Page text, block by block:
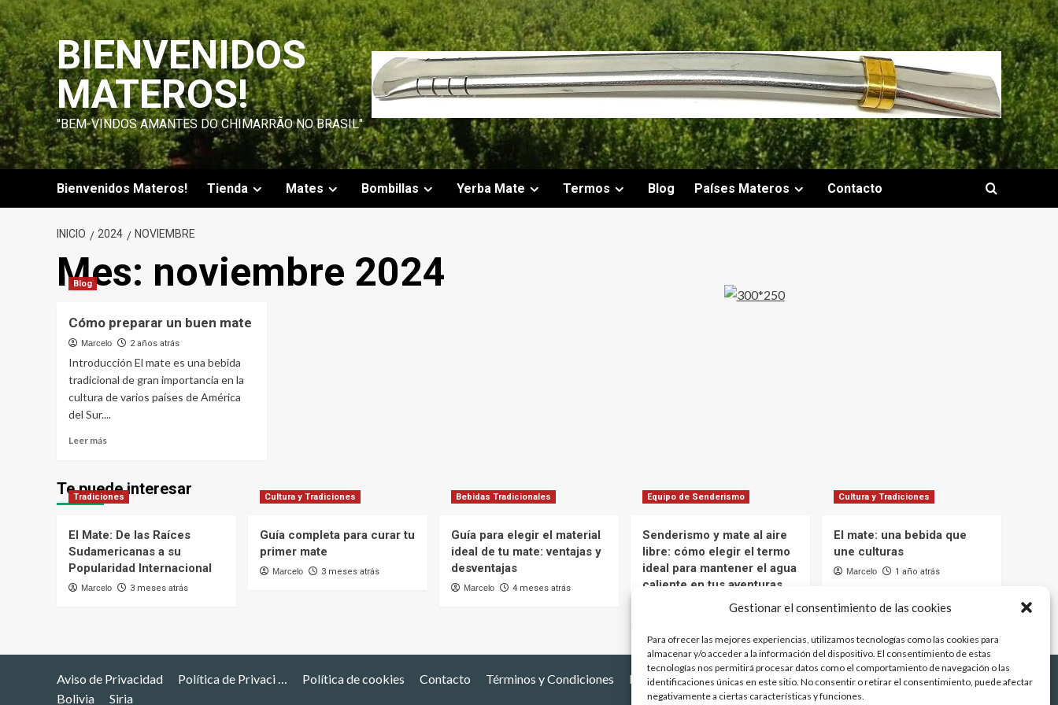
Gestionar el consentimiento de las cookies
Para ofrecer las mejores experiencias, utilizamos tecnologías como las cookies para
almacenar y/o acceder a la información del dispositivo. El consentimiento de estas
tecnologías nos permitirá procesar datos como el comportamiento de navegación o las
identificaciones únicas en este sitio. No consentir o retirar el consentimiento, puede afectar
negativamente a ciertas características y funciones.
Saltar
al
contenido BIENVENIDOS
MATEROS!
"BEM-VINDOS AMANTES DO CHIMARRÃO NO BRASIL"
Bienvenidos Materos! Tienda Mates Bombillas Yerba Mate Termos Blog Países Materos Contacto
INICIO 2024 NOVIEMBRE
Mes: noviembre 2024
Blog
Cómo preparar un buen mate
Marcelo 2 años atrás
Introducción El mate es una bebida
tradicional de gran importancia en la
cultura de varios países de América
del Sur....
Leer más
Cómo
preparar
buen
mate
Te puede interesar
Tradiciones
El Mate: De las Raíces
Sudamericanas a su
Popularidad Internacional
Marcelo 3 meses atrás
Cultura y Tradiciones
Guía completa para curar tu
primer mate
Marcelo 3 meses atrás
Bebidas Tradicionales
Guía para elegir el material
ideal de tu mate: ventajas y
desventajas
Marcelo 4 meses atrás
Equipo de Senderismo
Senderismo y mate al aire
libre: cómo elegir el termo
ideal para mantener el agua
caliente en tus aventuras
12 meses atrás
Cultura y Tradiciones
El mate: una bebida que
une culturas
Marcelo 1 año atrás
Aviso de Privacidad Política de Privaci … Política de cookies Contacto Términos y Condiciones Países Materos Argentina Uruguay Paraguay
Brasil
Bolivia
Siria